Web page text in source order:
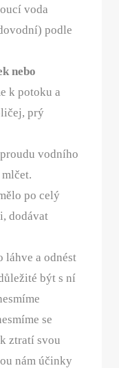
voda
podle
nebo
k potoku a
prý
vodního
po celý
dodávat
láhve a odnést
být s ní
se
ztratí svou
nám účinky